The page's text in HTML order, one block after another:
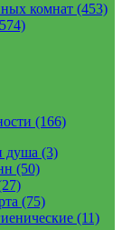
комнат (453)
(166)
душа (3)
(50)
(75)
(11)